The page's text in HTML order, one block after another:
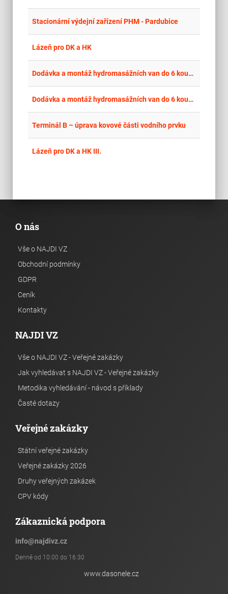
Stacionární výdejní zařízení PHM - Pardubice
Lázeň pro DK a HK
Dodávka a montáž hydromasážních van do 6 koupelen v objektu DS Benešov
Dodávka a montáž hydromasážních van do 6 koupelen v objektu DS Benešov – opakované zadání
Terminál B – úprava kovové části vodního prvku
Lázeň pro DK a HK III.
O nás
Vše o NAJDI VZ
Obchodní podmínky
GDPR
Ceník
Kontakty
NAJDI VZ
Vše o NAJDI VZ - Veřejné zakázky
Jak vyhledávat s NAJDI VZ - Veřejné zakázky
Metodika vyhledávání - návod s příklady
Časté dotazy
Veřejné zakázky
Státní veřejné zakázky
Veřejné zakázky 2026
Druhy veřejných zakázek
CPV kódy
Zákaznická podpora
info@najdivz.cz
Denně od 10:00 do 16:30
www.dasonele.cz